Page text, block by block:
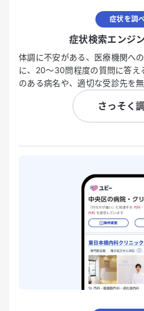
症状を調
症状検索エンジ
体調に不安がある、医療機関へ
に、20〜30問程度の質問に答え
のある病名や、適切な受診先を
さっそく